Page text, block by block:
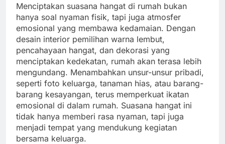
Menciptakan suasana hangat di rumah bukan
hanya soal nyaman fisik, tapi juga atmosfer
emosional yang membawa kedamaian. Dengan
desain interior pemilihan warna lembut,
pencahayaan hangat, dan dekorasi yang
menciptakan kedekatan, rumah akan terasa lebih
mengundang. Menambahkan unsur-unsur pribadi,
seperti foto keluarga, tanaman hias, atau barang-
barang kesayangan, terus memperkuat ikatan
emosional di dalam rumah. Suasana hangat ini
tidak hanya memberi rasa nyaman, tapi juga
menjadi tempat yang mendukung kegiatan
bersama keluarga.